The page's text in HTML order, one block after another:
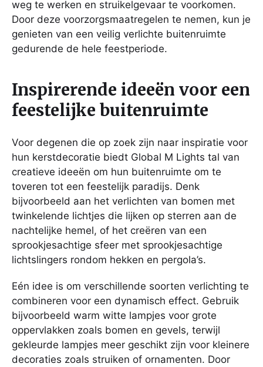
weg te werken en struikelgevaar te voorkomen.
Door deze voorzorgsmaatregelen te nemen, kun je
genieten van een veilig verlichte buitenruimte
gedurende de hele feestperiode.
Inspirerende ideeën voor een
feestelijke buitenruimte
Voor degenen die op zoek zijn naar inspiratie voor
hun kerstdecoratie biedt Global M Lights tal van
creatieve ideeën om hun buitenruimte om te
toveren tot een feestelijk paradijs. Denk
bijvoorbeeld aan het verlichten van bomen met
twinkelende lichtjes die lijken op sterren aan de
nachtelijke hemel, of het creëren van een
sprookjesachtige sfeer met sprookjesachtige
lichtslingers rondom hekken en pergola’s.
Eén idee is om verschillende soorten verlichting te
combineren voor een dynamisch effect. Gebruik
bijvoorbeeld warm witte lampjes voor grote
oppervlakken zoals bomen en gevels, terwijl
gekleurde lampjes meer geschikt zijn voor kleinere
decoraties zoals struiken of ornamenten. Door